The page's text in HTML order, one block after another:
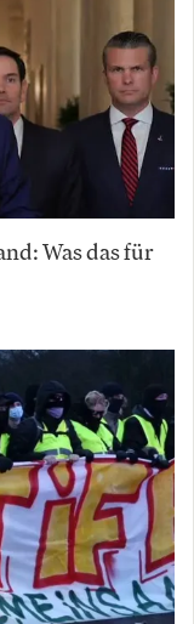
Was das für